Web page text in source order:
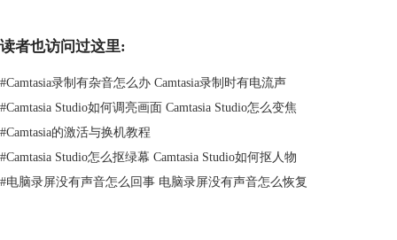
在Windows操作系统中，可以尝试关闭电源管理选项，以避免电脑在录制
时发出电流声。在控制面板中找到电源选项，将电源计划设置为高性能。
3.更换录音设备
读者也访问过这里:
#Camtasia录制有杂音怎么办 Camtasia录制时有电流声
#Camtasia Studio如何调亮画面 Camtasia Studio怎么变焦
#Camtasia的激活与换机教程
#Camtasia Studio怎么抠绿幕 Camtasia Studio如何抠人物
#电脑录屏没有声音怎么回事 电脑录屏没有声音怎么恢复